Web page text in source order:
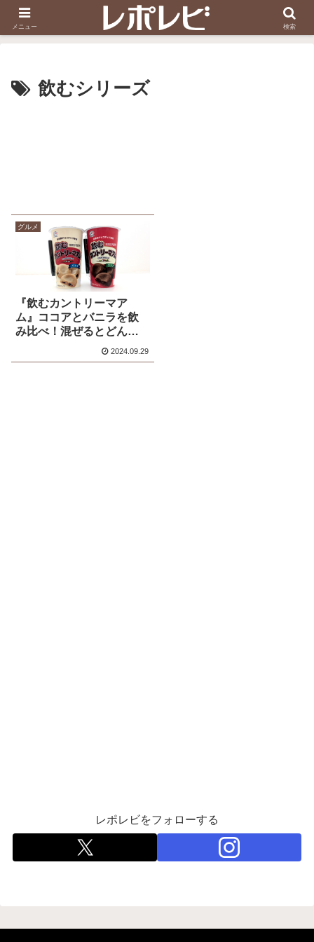
スヌーピー刺しゅう ダイソー知恵の輪
飲むシリーズ
グルメ
『飲むカントリーマア
ム』ココアとバニラを飲
み比べ！混ぜるとどんな
2024.09.29
レポレビをフォローする
メニュー 検索